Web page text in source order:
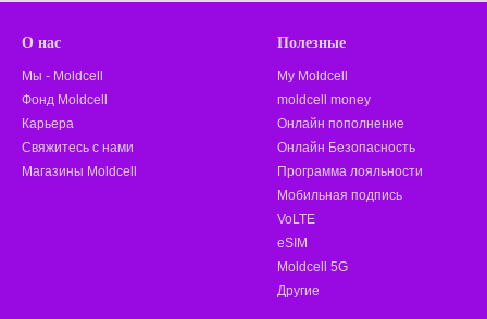
О нас
Мы - Moldcell
Фонд Moldcell
Карьера
Свяжитесь с нами
Магазины Moldcell
Полезные
My Moldcell
moldcell money
Онлайн пополнение
Онлайн Безопасность
Программа лояльности
Мобильная подпись
VoLTE
eSIM
Moldcell 5G
Другие